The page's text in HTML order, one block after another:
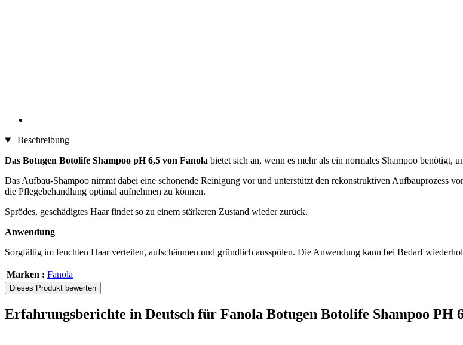
Beschreibung
Das Botugen Botolife Shampoo pH 6,5 von Fanola bietet sich an, wenn es mehr als ein normales Shampoo benötigt,
Das Aufbau-Shampoo nimmt dabei eine schonende Reinigung vor und unterstützt den rekonstruktiven Aufbauprozess
die Pflegebehandlung optimal aufnehmen zu können.
Sprödes, geschädigtes Haar findet so zu einem stärkeren Zustand wieder zurück.
Anwendung
Sorgfältig im feuchten Haar verteilen, aufschäumen und gründlich ausspülen. Die Anwendung kann bei Bedarf
Marken : Fanola
Dieses Produkt bewerten
Erfahrungsberichte in Deutsch für Fanola Botugen Botolife Shampoo PH